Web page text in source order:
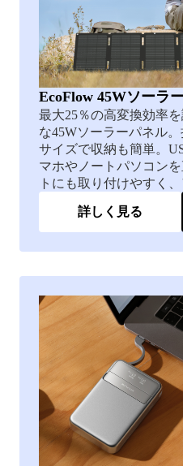
EcoFlow 45Wソーラ
最大25％の高変換効率
な45Wソーラーパネル
サイズで収納も簡単。
マホやノートパソコン
トにも取り付けやすく
詳しく見る